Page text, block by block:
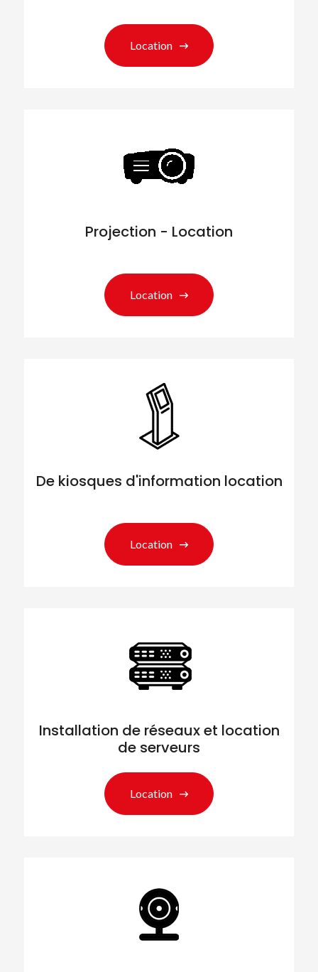
Location
Projection - Location
Location
De kiosques d'information location
Location
Installation de réseaux et location
de serveurs
Location